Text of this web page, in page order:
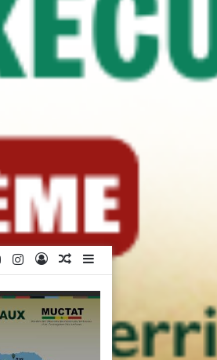
Sidebar
(barre
Article
Aléatoire
Connexion
Instagram
YouTube